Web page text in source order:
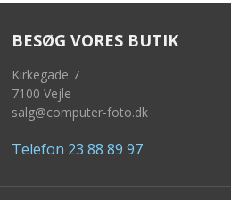
BESØG VORES BUTIK
Kirkegade 7
7100 Vejle
salg@computer-foto.dk
Telefon 23 88 89 97